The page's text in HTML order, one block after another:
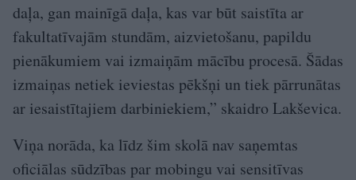
daļa, gan mainīgā daļa, kas var būt saistīta ar
fakultatīvajām stundām, aizvietošanu, papildu
pienākumiem vai izmaiņām mācību procesā. Šādas
izmaiņas netiek ieviestas pēkšņi un tiek pārrunātas
ar iesaistītajiem darbiniekiem,” skaidro Lakševica.
Viņa norāda, ka līdz šim skolā nav saņemtas
oficiālas sūdzības par mobingu vai sensitīvas